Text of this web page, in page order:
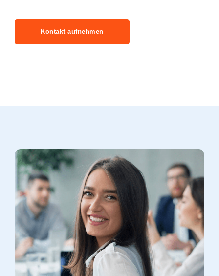
Kontakt aufnehmen